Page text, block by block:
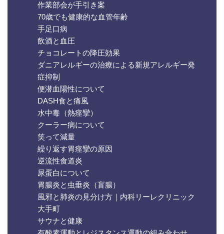
作業部会が手引き案
70歳でも健康的な血管年齢
手足口病
飲酒と血圧
チョコレートの降圧効果
ダニアレルギーの治療による新規アレルギー発
症抑制
便潜血陽性について
DASH食と痛風
水中毒（熱痙攣）
クーラー病について
笑って減量
繰り返す胃痙攣の原因
逆流性食道炎
尿蛋白について
胃腸炎と虫垂炎（盲腸）
風邪と肺炎の見分け方｜内科リーレクリニック
大手町
サウナと健康